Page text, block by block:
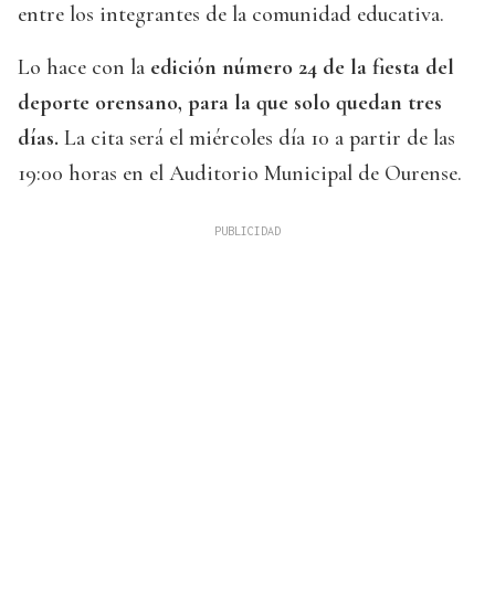
entre los integrantes de la comunidad educativa.
Lo hace con la edición número 24 de la fiesta del
deporte orensano, para la que solo quedan tres
días. La cita será el miércoles día 10 a partir de las
19:00 horas en el Auditorio Municipal de Ourense.